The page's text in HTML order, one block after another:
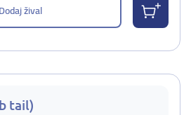
Dodaj žival
tail)